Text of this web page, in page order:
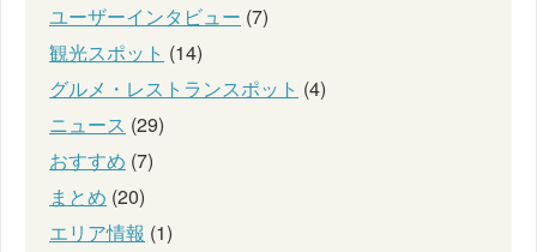
ユーザーインタビュー (7)
観光スポット (14)
グルメ・レストランスポット (4)
ニュース (29)
おすすめ (7)
まとめ (20)
エリア情報 (1)